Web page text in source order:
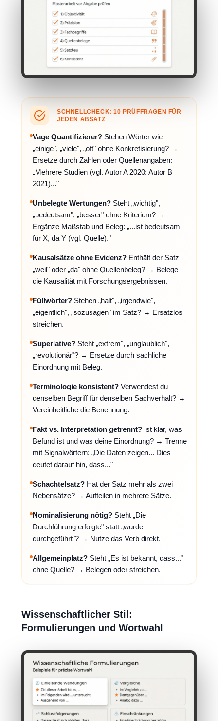
SCHNELLCHECK: 10 PRÜFFRAGEN FÜR
JEDEN ABSATZ
Vage Quantifizierer? Stehen Wörter wie
„einige", „viele", „oft" ohne Konkretisierung? →
Ersetze durch Zahlen oder Quellenangaben:
„Mehrere Studien (vgl. Autor A 2020; Autor B
2021)..."
Unbelegte Wertungen? Steht „wichtig",
„bedeutsam", „besser" ohne Kriterium? →
Ergänze Maßstab und Beleg: „...ist bedeutsam
für X, da Y (vgl. Quelle)."
Kausalsätze ohne Evidenz? Enthält der Satz
„weil" oder „da" ohne Quellenbeleg? → Belege
die Kausalität mit Forschungsergebnissen.
Füllwörter? Stehen „halt", „irgendwie",
„eigentlich", „sozusagen" im Satz? → Ersatzlos
streichen.
Superlative? Steht „extrem", „unglaublich",
„revolutionär"? → Ersetze durch sachliche
Einordnung mit Beleg.
Terminologie konsistent? Verwendest du
denselben Begriff für denselben Sachverhalt? →
Vereinheitliche die Benennung.
Fakt vs. Interpretation getrennt? Ist klar, was
Befund ist und was deine Einordnung? → Trenne
mit Signalwörtern: „Die Daten zeigen... Dies
deutet darauf hin, dass..."
Schachtelsatz? Hat der Satz mehr als zwei
Nebensätze? → Aufteilen in mehrere Sätze.
Nominalisierung nötig? Steht „Die
Durchführung erfolgte" statt „wurde
durchgeführt"? → Nutze das Verb direkt.
Allgemeinplatz? Steht „Es ist bekannt, dass..."
ohne Quelle? → Belegen oder streichen.
Wissenschaftlicher Stil:
Formulierungen und Wortwahl